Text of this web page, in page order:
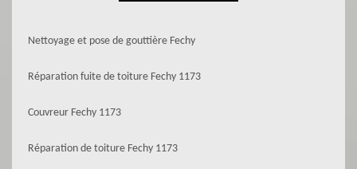
Nettoyage et pose de gouttière Fechy
Réparation fuite de toiture Fechy 1173
Couvreur Fechy 1173
Réparation de toiture Fechy 1173